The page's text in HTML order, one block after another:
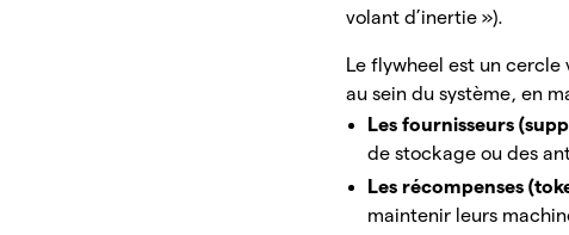
volant d’inertie »).
Le flywheel est un
au sein du système, en
Les fournisseurs
de stockage ou des
Les récompenses
maintenir leurs